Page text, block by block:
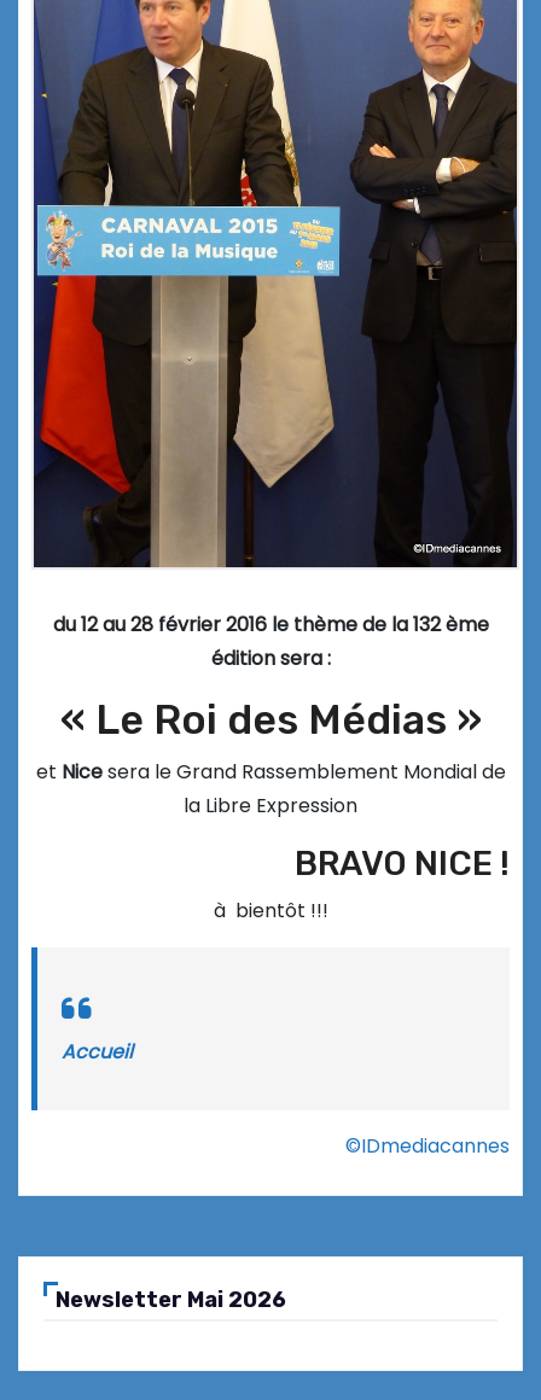
du 12 au 28 février 2016 le thème de la 132 ème
édition sera :
« Le Roi des Médias »
et Nicesera le Grand Rassemblement Mondial de
la Libre Expression
BRAVO NICE !
à bientôt !!!
Accueil
©IDmediacannes
Newsletter Mai 2026